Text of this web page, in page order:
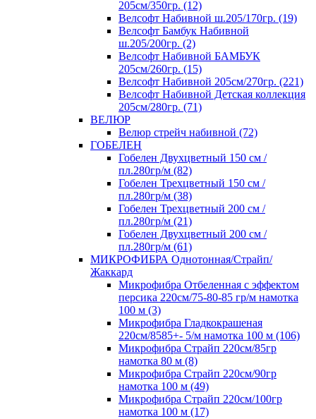
205см/350гр. (12)
Велсофт Набивной ш.205/170гр. (19)
Велсофт Бамбук Набивной
ш.205/200гр. (2)
Велсофт Набивной БАМБУК
205см/260гр. (15)
Велсофт Набивной 205см/270гр. (221)
Велсофт Набивной Детская коллекция
205см/280гр. (71)
ВЕЛЮР
Велюр стрейч набивной (72)
ГОБЕЛЕН
Гобелен Двухцветный 150 см /
пл.280гр/м (82)
Гобелен Трехцветный 150 см /
пл.280гр/м (38)
Гобелен Трехцветный 200 см /
пл.280гр/м (21)
Гобелен Двухцветный 200 см /
пл.280гр/м (61)
МИКРОФИБРА Однотонная/Страйп/
Жаккард
Микрофибра Отбеленная с эффектом
персика 220см/75-80-85 гр/м намотка
100 м (3)
Микрофибра Гладкокрашеная
220см/8585+- 5/м намотка 100 м (106)
Микрофибра Страйп 220см/85гр
намотка 80 м (8)
Микрофибра Страйп 220см/90гр
намотка 100 м (49)
Микрофибра Страйп 220см/100гр
намотка 100 м (17)